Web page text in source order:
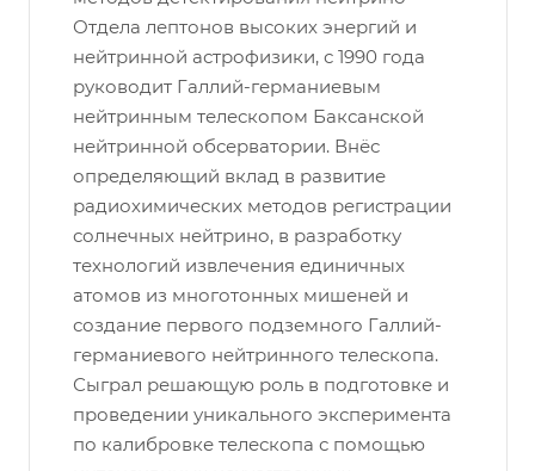
Отдела лептонов высоких энергий и
нейтринной астрофизики, с 1990 года
руководит Галлий-германиевым
нейтринным телескопом Баксанской
нейтринной обсерватории. Внёс
определяющий вклад в развитие
радиохимических методов регистрации
солнечных нейтрино, в разработку
технологий извлечения единичных
атомов из многотонных мишеней и
создание первого подземного Галлий-
германиевого нейтринного телескопа.
Сыграл решающую роль в подготовке и
проведении уникального эксперимента
по калибровке телескопа с помощью